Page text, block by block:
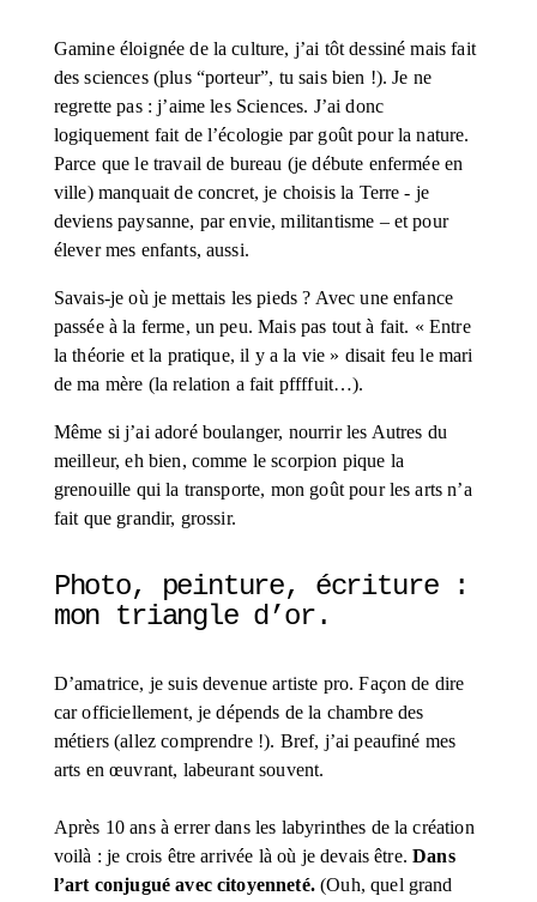
Gamine éloignée de la culture, j’ai tôt dessiné mais fait
des sciences (plus “porteur”, tu sais bien !). Je ne
regrette pas : j’aime les Sciences. J’ai donc
logiquement fait de l’écologie par goût pour la nature.
Parce que le travail de bureau (je débute enfermée en
ville) manquait de concret, je choisis la Terre - je
deviens paysanne, par envie, militantisme – et pour
élever mes enfants, aussi.
Savais-je où je mettais les pieds ? Avec une enfance
passée à la ferme, un peu. Mais pas tout à fait. « Entre
la théorie et la pratique, il y a la vie » disait feu le mari
de ma mère (la relation a fait pffffuit…).
Même si j’ai adoré boulanger, nourrir les Autres du
meilleur, eh bien, comme le scorpion pique la
grenouille qui la transporte, mon goût pour les arts n’a
fait que grandir, grossir.
Photo, peinture, écriture :
mon triangle d’or.
D’amatrice, je suis devenue artiste pro. Façon de dire
car officiellement, je dépends de la chambre des
métiers (allez comprendre !). Bref, j’ai peaufiné mes
arts en œuvrant, labeurant souvent.
Après 10 ans à errer dans les labyrinthes de la création
voilà : je crois être arrivée là où je devais être. Dans
l’art conjugué avec citoyenneté. (Ouh, quel grand